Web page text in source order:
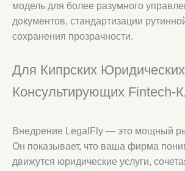
модель для более разумного
документов, стандартизации
сохранения прозрачности.
Для Кипрских
Консультирующих Fintech-
Внедрение LegalFly — это мощный
Он показывает, что ваша фирма
движутся юридические услуги,